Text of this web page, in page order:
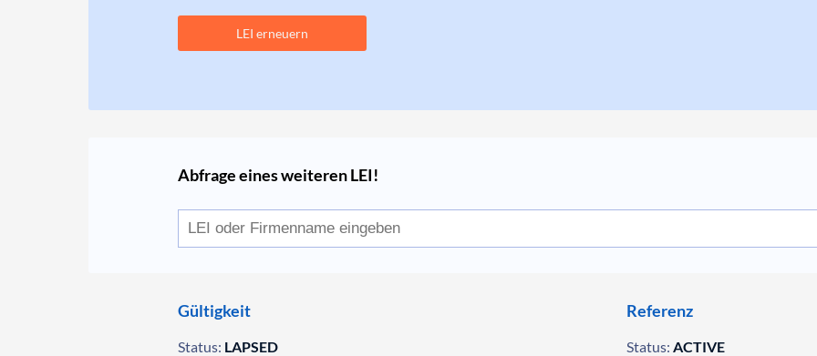
LEI erneuern
Abfrage eines weiteren LEI!
Gültigkeit
Status: LAPSED
Referenz
Status: ACTIVE